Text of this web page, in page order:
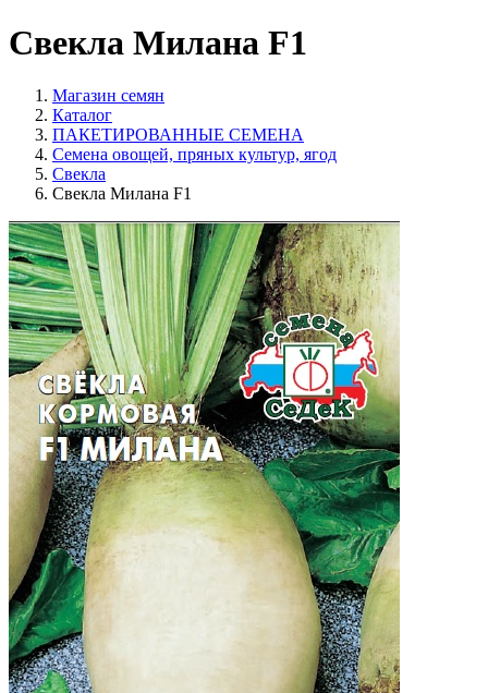
Свекла Милана F1
Магазин семян
Каталог
ПАКЕТИРОВАННЫЕ СЕМЕНА
Семена овощей, пряных культур, ягод
Свекла
Свекла Милана F1